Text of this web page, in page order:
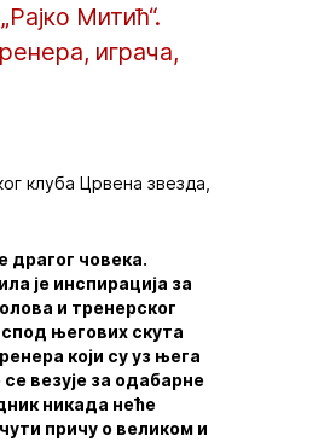
Митић“.
играча,
клуба Црвена звезда,
драгог човека.
је инспирација за
и тренерског
његових скута
који су уз њега
везује за одабарне
никада неће
причу о великом и